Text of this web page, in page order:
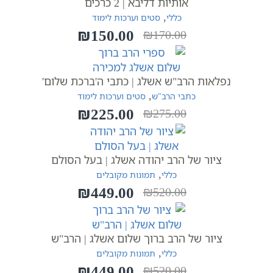
כללי,סטים וערכות לימוד
₪170.00
המחיר
המקורי
היה:
₪170.00.
₪150.00
המחיר
הנוכחי
הוא:
₪150.00.
נפלאות הרב"ש אשלג | כתבי ה'ברכת שלום'
כתבי הרב"ש, סטים וערכות לימוד
₪275.00
המחיר
המקורי
היה:
₪275.00.
₪225.00
המחיר
הנוכחי
הוא:
₪225.00.
ציור של הרב יהודה אשלג | בעל הסולם
כללי, תמונות מקובלים
₪520.00
המחיר
המקורי
היה:
₪520.00.
₪449.00
המחיר
הנוכחי
הוא:
₪449.00.
ציור של הרב ברוך שלום אשלג | הרב"ש
כללי, תמונות מקובלים